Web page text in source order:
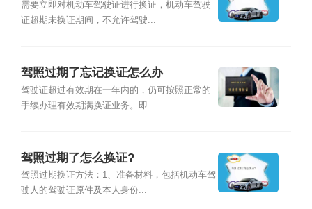
需要立即对机动车驾驶证进行换证，机动车驾驶
证超期未换证期间，不允许驾驶...
驾照过期了忘记换证怎么办
驾驶证超过有效期在一年内的，仍可按照正常的
手续办理有效期满换证业务。即...
驾照过期了怎么换证?
驾照过期换证方法：1、准备材料，包括机动车驾
驶人的驾驶证原件及本人身份...